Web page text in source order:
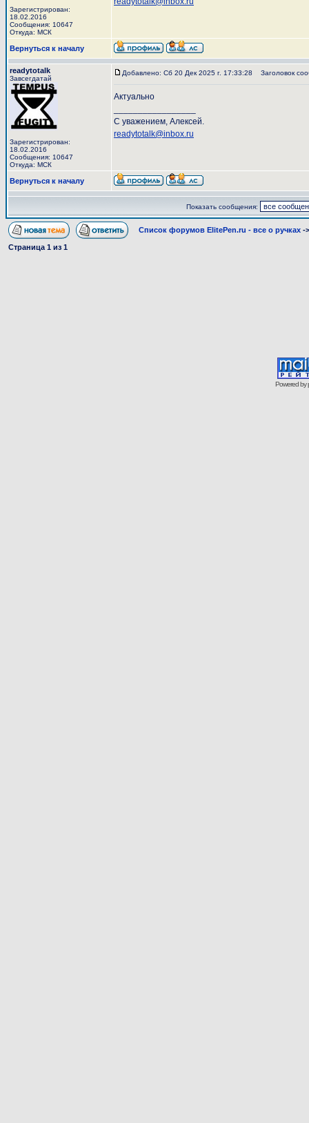
Зарегистрирован:
18.02.2016
Сообщения: 10647
Откуда: МСК
Вернуться к началу
readytotalk
Завсегдатай
Зарегистрирован:
18.02.2016
Сообщения: 10647
Откуда: МСК
Добавлено: Сб 20 Дек 2025 г. 17:33:28 Заголовок
Актуально
С уважением, Алексей.
readytotalk@inbox.ru
Вернуться к началу
Показать сообщения:
Список форумов ElitePen.ru - все о ручках -
Страница 1 из 1
Powered by